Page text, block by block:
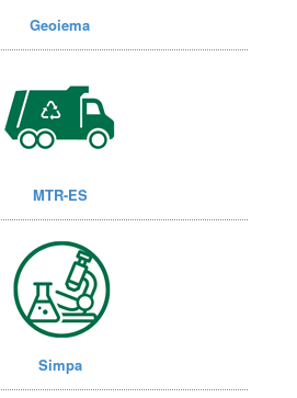
Geoiema
MTR-ES
Simpa